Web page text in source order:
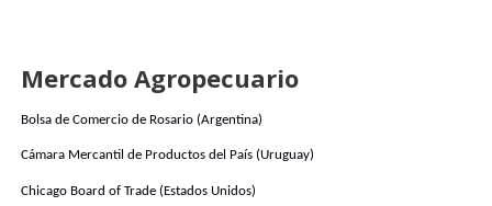
Mercado Agropecuario
Bolsa de Comercio de Rosario (Argentina)
Cámara Mercantil de Productos del País (Uruguay)
Chicago Board of Trade (Estados Unidos)